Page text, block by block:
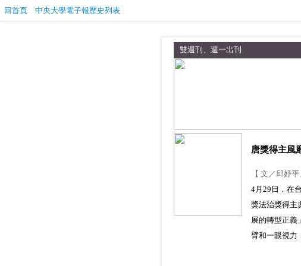
回首頁 中央大學電子報歷史列表